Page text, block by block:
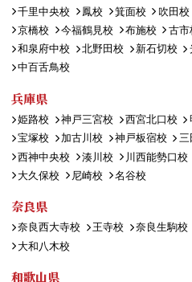
千里中央校
鳳校 箕面校 吹田校
京橋校
今福鶴見校 布施校 古市
和泉府中校
北野田校 新石切校
中百舌鳥校
兵庫県
姫路校 神戸三宮校 西宮北口校
宝塚校
加古川校 神戸板宿校 三
西神中央校
湊川校 川西能勢口校
大久保校
尼崎校 名谷校
奈良県
奈良西大寺校 王寺校 奈良生駒校
大和八木校
和歌山県